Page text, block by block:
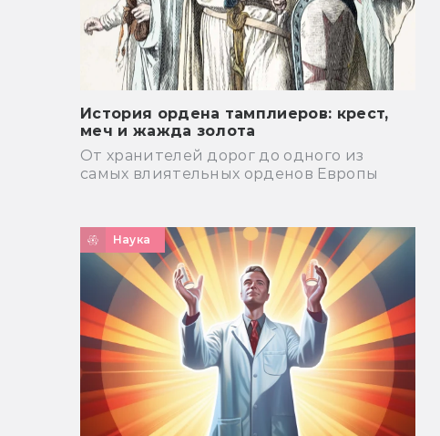
История ордена тамплиеров: крест,
меч и жажда золота
От хранителей дорог до одного из
самых влиятельных орденов Европы
Наука